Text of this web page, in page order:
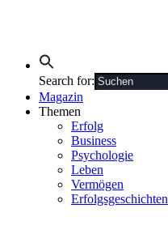
Search for:
Magazin
Themen
Erfolg
Business
Psychologie
Leben
Vermögen
Erfolgsgeschichten